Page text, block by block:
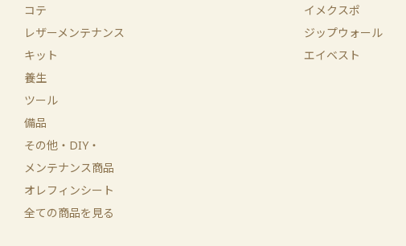
コテ
レザーメンテナンス
キット
養生
ツール
備品
その他・DIY・
メンテナンス商品
オレフィンシート
全ての商品を見る
イメクスポ
ジップウォール
エイベスト